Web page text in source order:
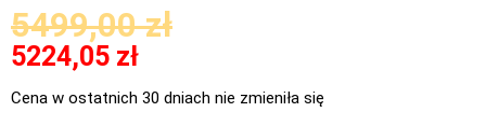
5499,00zł
5224,05 zł
Cena w ostatnich 30 dniach nie zmieniła się